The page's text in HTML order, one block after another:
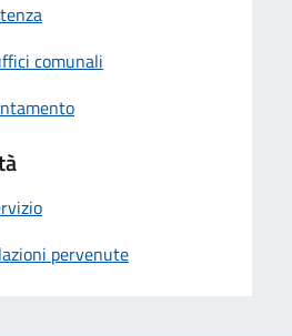
comunali
pervenute